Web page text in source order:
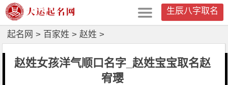
生辰八字取名
起名网 > 百家姓 > 赵姓 >
赵姓女孩洋气顺口名字_赵姓宝宝取名赵
宥璎